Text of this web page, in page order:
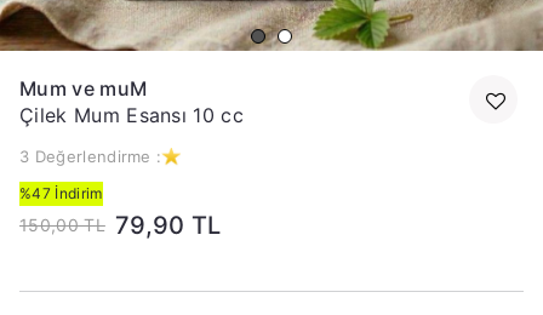
Mum ve muM
Çilek Mum Esansı 10 cc
3 Değerlendirme :
%47 İndirim
150,00 TL 79,90 TL